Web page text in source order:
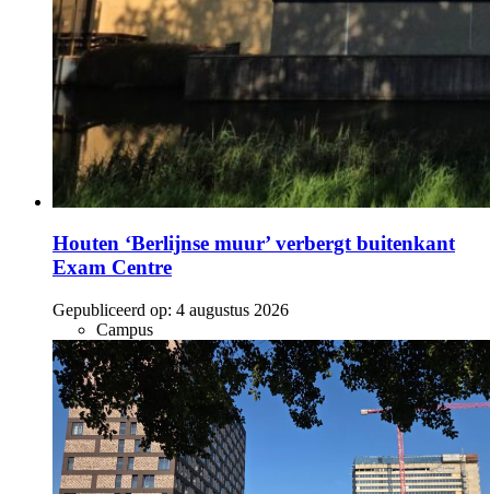
Houten ‘Berlijnse muur’ verbergt buitenkant
Exam Centre
Gepubliceerd op: 4 augustus 2026
Campus